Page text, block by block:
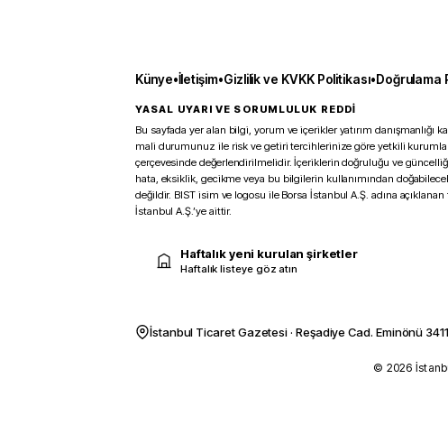
Künye•İletişim•Gizlilik ve KVKK Politikası•Doğrulama
YASAL UYARI VE SORUMLULUK REDDİ
Bu sayfada yer alan bilgi, yorum ve içerikler yatırım danışmanlığı
mali durumunuz ile risk ve getiri tercihlerinize göre yetkili
çerçevesinde değerlendirilmelidir. İçeriklerin doğruluğu ve
hata, eksiklik, gecikme veya bu bilgilerin kullanımından
değildir. BIST isim ve logosu ile Borsa İstanbul A.Ş. adına
İstanbul A.Ş.’ye aittir.
Haftalık yeni kurulan şirketler
Haftalık listeye göz atın
İstanbul Ticaret Gazetesi · Reşadiye Cad. Eminönü
© 2026